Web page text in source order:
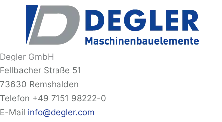
Degler GmbH
Fellbacher Straße 51
73630 Remshalden
Telefon +49 7151 98222-0
E-Mail info@degler.com